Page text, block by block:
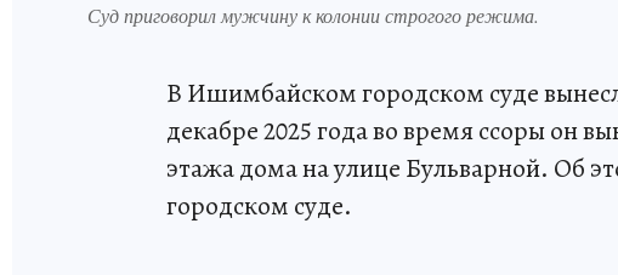
Суд приговорил мужчину к колонии строгого режима.
В Ишимбайском городском суде
декабре 2025 года во время ссоры он
этажа дома на улице Бульварной. Об
городском суде.